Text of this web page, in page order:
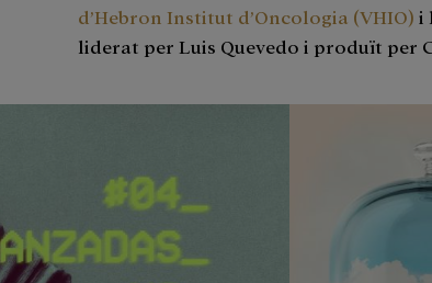
d’Hebron Institut d’Oncologia (VHIO)i
liderat per Luis Quevedo i produït per